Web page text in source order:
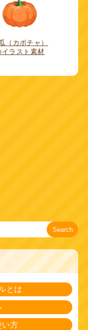
（カボチャ）
イラスト素材
Search
とは
い方